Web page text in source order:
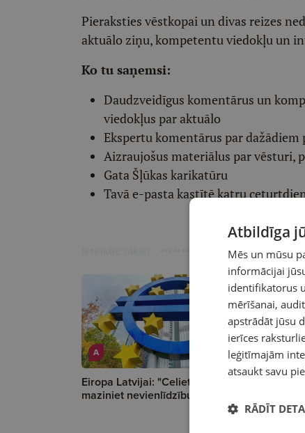
Pieraksties vēstkopai un divas reizes
aktuālo ziņu, kompetentu viedokļu un
Ko tu saņemsi:
Daudzveidīgus komentārus un
viedokļus par aktuālo
Ekspertu komentārus par
Aizraujošus materiālus par vēsturi,
Gata Šļūkas karikatūru
Tavā e-pasta kastītē katru
A
Eiropa Latvijai: "Celiet nodokļus,
maziniet nevienlīdzību!"
Atbildīga
Mēs un mūsu
informācijai
identifikatorus
mērīšanai,
apstrādāt jūsu
ierīces
leģitīmajām
atsaukt savu
RĀDĪT